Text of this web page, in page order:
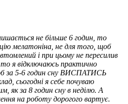
не більше 6 годин, то
мелатоніна, не для того, щоб
і при цьому не пересилив
то я відключаюсь практично
за 5-6 годин сну ВИСПАТИСЬ
сьогодні я себе почуваю
як за 8 годин сну в неділю. А
на роботу дорогого вартує.